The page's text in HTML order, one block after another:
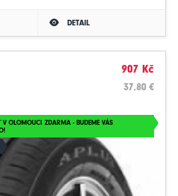
DETAIL
907 Kč
37.80 €
V OLOMOUCI ZDARMA - BUDEME VÁS